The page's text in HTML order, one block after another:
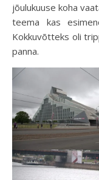
jõulukuuse koha
teema kas
Kokkuvõtteks oli
panna.